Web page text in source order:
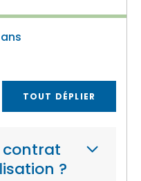
TOUT DÉPLIER
contrat
?